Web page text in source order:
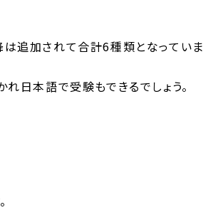
追加されて合計6種類となっていま
日本語で受験もできるでしょう。